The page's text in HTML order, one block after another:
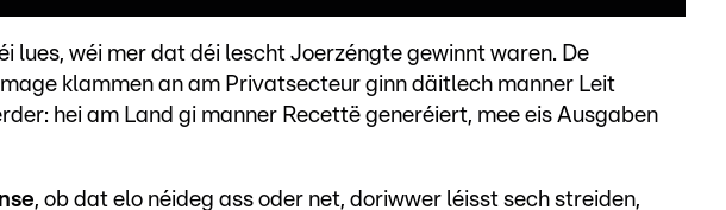
lues, wéi mer dat déi lescht Joerzéngte gewinnt waren. De
klammen an am Privatsecteur ginn däitlech manner Leit
hei am Land gi manner Recettë generéiert, mee eis Ausgaben
, ob dat elo néideg ass oder net, doriwwer léisst sech streiden,